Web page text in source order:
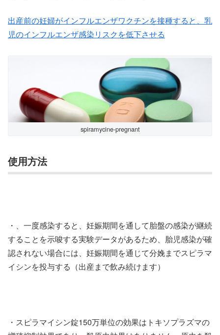
出産前の妊婦がインフルエンザワクチンを接種すると、乳
児のインフルエンザ感染リスクを低下させる
spiramycine-pregnant
使用方法
・、一度感染すると、妊娠期間を通して胎盤の感染が継続
することを示唆する実験データがあるため、胎児感染が確
認されない場合には、妊娠期間を通じて分娩までスピラマ
イシンを投与する（出産まで飲み続けます）
・スピラマイシン錠150万単位の効果はトキソプラズマの